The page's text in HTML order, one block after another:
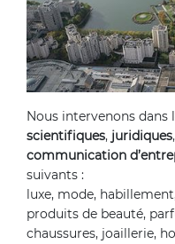
Nous intervenons dans
scientifiques, juridiques,
communication
suivants :
luxe, mode,
produits de beauté,
chaussures, joaillerie,